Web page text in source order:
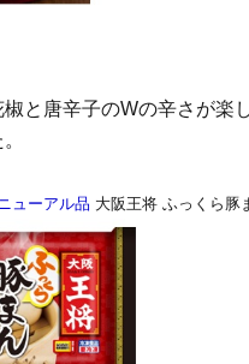
と唐辛子のWの辛さが楽
ューアル品 大阪王将 ふっくら豚